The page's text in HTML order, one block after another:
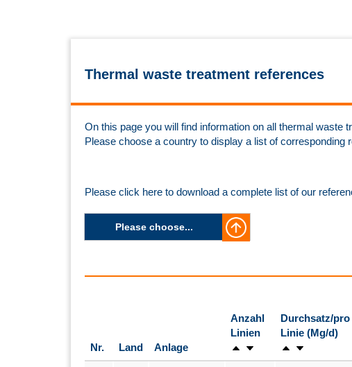
Thermal waste treatment references
On this page you will find information on all thermal waste
Please choose a country to display a list of corresponding
Please click here to download a complete list of our
Please choose...
Nr. Land Anlage
Anzahl
Linien
Durchsatz/pro
Linie (Mg/d)